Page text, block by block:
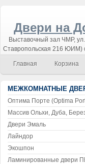
Двери на
Выставочный зал ЧМР,
Ставропольская 216 ЮИМ)
Главная Корзина
МЕЖКОМНАТНЫЕ
Оптима Порте (Optima
Массив Ольхи, Дуба,
Двери Эмаль
Лайндор
Экошпон
Ламинированные двери